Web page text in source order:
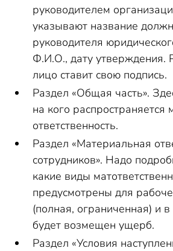
руководителем
указывают название
руководителя
Ф.И.О., дату утверждения.
лицо ставит свою подпись.
Раздел «Общая часть».
на кого распространяется
ответственность.
Раздел «Материальная
сотрудников». Надо
какие виды
предусмотрены для
(полная, ограниченная) и
будет возмещен ущерб.
Раздел «Условия